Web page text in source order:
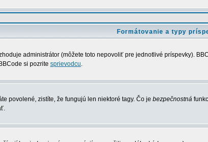
Formátovanie a typy
administrátor (môžete toto nepovoliť pre jednotlivé príspevky).
si pozrite sprievodcu.
povolené, zistíte, že fungujú len niektoré tagy. Čo je bezpečnostná